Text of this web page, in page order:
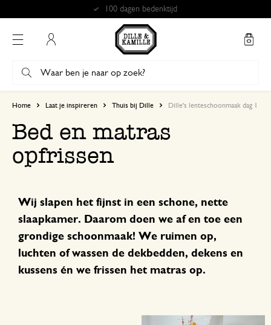
Gratis afhalen in onze winkels*
Home Laat je inspireren Thuis bij Dille Dille's lenteschoonmaak dag 1 -
Bed en matras
opfrissen
Wij slapen het fijnst in een schone, nette
slaapkamer. Daarom doen we af en toe een
grondige schoonmaak! We ruimen op,
luchten of wassen de dekbedden, dekens en
kussens én we frissen het matras op.